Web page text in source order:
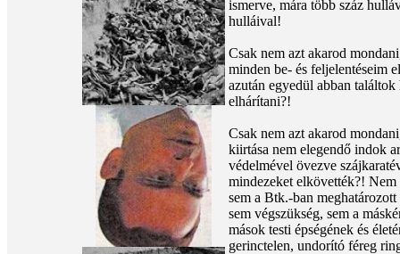
ismerve, mára több száz
hulláival!
Csak nem azt akarod
minden be- és feljelentéseim
azután egyedül abban
elhárítani?!
Csak nem azt akarod
kiirtása nem elegendő indok
védelmével övezve
mindezeket elkövették?!
sem a Btk.-ban
sem végszükség, sem a
mások testi épségének és
gerinctelen, undorító féreg